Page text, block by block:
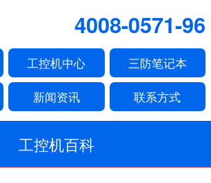
4008-0571-96
工控机中心 三防笔记本
新闻资讯 联系方式
工控机百科